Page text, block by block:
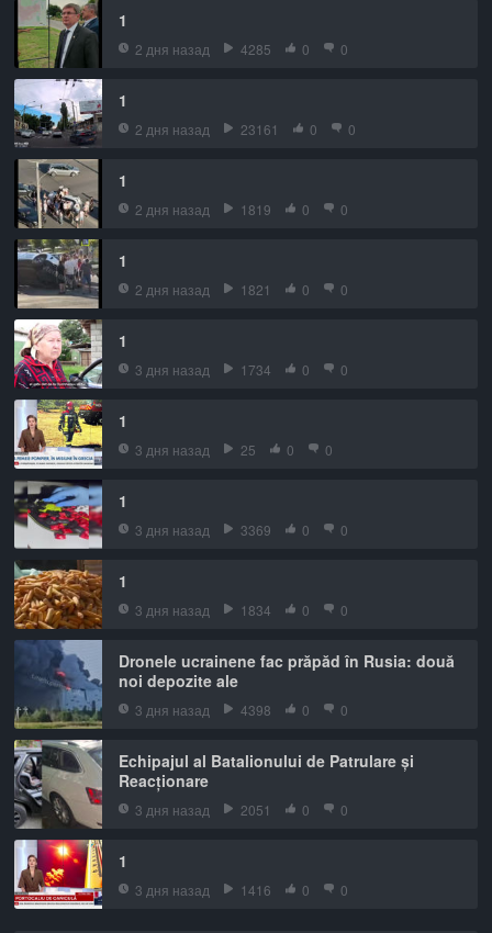
1
2 дня назад 4285 0 0
1
2 дня назад 23161 0 0
1
2 дня назад 1819 0 0
1
2 дня назад 1821 0 0
1
3 дня назад 1734 0 0
1
3 дня назад 25 0 0
1
3 дня назад 3369 0 0
1
3 дня назад 1834 0 0
Dronele ucrainene fac prăpăd în Rusia: două
noi depozite ale
3 дня назад 4398 0 0
Echipajul al Batalionului de Patrulare și
Reacționare
3 дня назад 2051 0 0
1
3 дня назад 1416 0 0